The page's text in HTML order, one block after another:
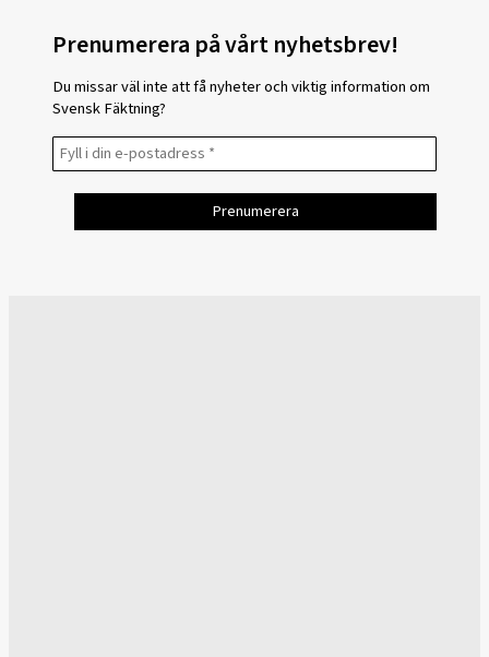
Prenumerera på vårt nyhetsbrev!
Du missar väl inte att få nyheter och viktig information om
Svensk Fäktning?